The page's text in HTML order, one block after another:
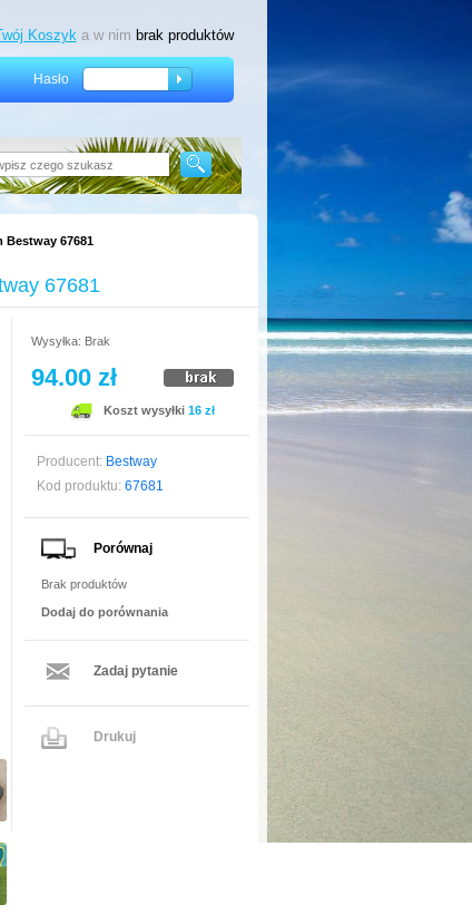
Koszyka w nim brak produktów
Hasło
Bestway 67681
67681
Wysyłka: Brak
94.00 zł
Koszt wysyłki 16 zł
Producent: Bestway
Kod produktu: 67681
Porównaj
Brak produktów
Dodaj do porównania
Zadaj pytanie
Drukuj